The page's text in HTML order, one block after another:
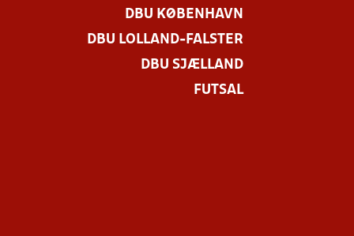
DBU KØBENHAVN
DBU LOLLAND-FALSTER
DBU SJÆLLAND
FUTSAL